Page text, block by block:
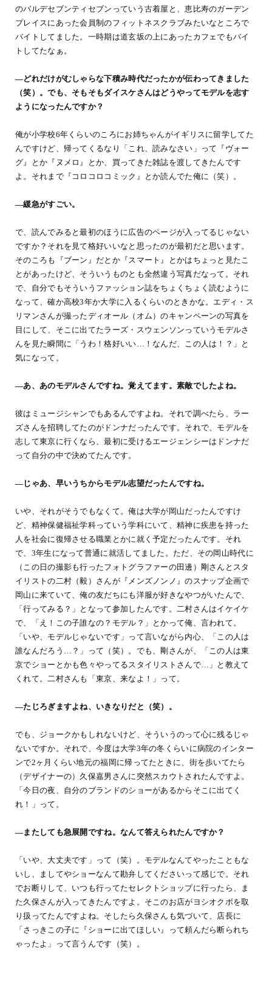
のバルデセブンティセブンっていう古着屋と、恵比寿のガーデン
プレイスにあった会員制のフィットネスクラブみたいなところで
バイトしてました。一時期は道玄坂の上にあったカフェでもバイ
トしてたなぁ。
―どれだけがむしゃらな下積み時代だったかが伝わってきました
（笑）。でも、そもそもダイスケさんはどうやってモデルを志す
ようになったんですか？
俺が小学校6年くらいのころにお姉ちゃんがイギリスに留学してた
んですけど、帰ってくるなり「これ、読みなさい」って『ヴォー
グ』とか『ヌメロ』とか、買ってきた雑誌を渡してきたんです
よ。それまで『コロコロコミック』とか読んでた俺に（笑）。
―緩急がすごい。
で、読んでみると最初のほうに広告のページが入ってるじゃない
ですか？それを見て格好いいなと思ったのが最初だと思います。
そのころも『ブーン』だとか『スマート』とかはちょっと見たこ
とがあったけど、そういうものとも全然違う写真だなって。それ
で、自分でもそういうファッション誌をちょくちょく読むように
なって、確か高校3年か大学に入るくらいのときかな。エディ・ス
リマンさんが撮ったディオール（オム）のキャンペーンの写真を
目にして、そこに出てたラーズ・スウェンソンっていうモデルさ
んを見た瞬間に「うわ！格好いい…！なんだ、この人は！？」と
気になって。
―あ、あのモデルさんですね。覚えてます。素敵でしたよね。
彼はミュージシャンでもあるんですよね。それで調べたら、ラー
ズさんを招聘してたのがドンナだったんです。それで、モデルを
志して東京に行くなら、最初に受けるエージェンシーはドンナだ
って自分の中で決めてたんです。
―じゃあ、早いうちからモデル志望だったんですね。
いや、それがそうでもなくて。俺は大学が岡山だったんですけ
ど、精神保健福祉学科っていう学科にいて、精神に疾患を持った
人を社会に復帰させる職業とかに就く予定だったんです。それ
で、3年生になって普通に就活してました。ただ、その岡山時代に
（この日の撮影も行ったフォトグラファーの田邊）剛さんとスタ
イリストの二村（毅）さんが『メンズノンノ』のスナップ企画で
岡山に来ていて、俺の友だちにも洋服が好きなやつがいたんで、
「行ってみる？」となって参加したんです。二村さんはイケイケ
で、「え！この子誰なの？モデル？」とかって俺、言われて。
「いや、モデルじゃないです」って言いながら内心、「この人は
誰なんだろう…？」って（笑）。でも、剛さんが、「この人は東
京でショーとかも色々やってるスタイリストさんで…」と教えて
くれて。二村さんも「東京、来なよ！」って。
―たじろぎますよね、いきなりだと（笑）。
でも、ジョークかもしれないけど、そういうのって心に残るじゃ
ないですか。それで、今度は大学3年の冬くらいに病院のインター
ンで2ヶ月くらい地元の福岡に帰ってたときに、街を歩いてたら
（デザイナーの）久保嘉男さんに突然スカウトされたんですよ。
「今日の夜、自分のブランドのショーがあるからそこに出てく
れ！」って。
―またしても急展開ですね。なんて答えられたんですか？
「いや、大丈夫です」って（笑）。モデルなんてやったこともな
いし、ましてやショーなんて勘弁してくださいって感じで。それ
でお断りして、いつも行ってたセレクトショップに行ったら、ま
た久保さんが入ってきたんですよ。そこのお店がヨシオクボを取
り扱ってたんですよね。そしたら久保さんも気づいて、店長に
「さっきこの子に『ショーに出てほしい』って頼んだら断られち
ゃったよ」って言うんです（笑）。